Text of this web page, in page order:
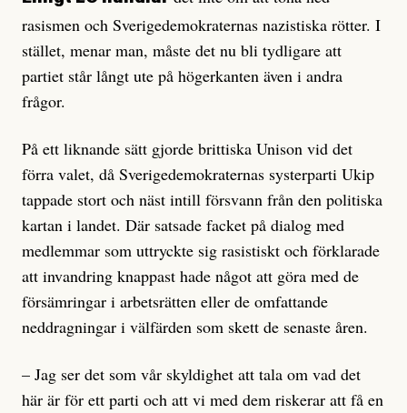
rasismen och Sverigedemokraternas nazistiska rötter. I
stället, menar man, måste det nu bli tydligare att
partiet står långt ute på högerkanten även i andra
frågor.
På ett liknande sätt gjorde brittiska Unison vid det
förra valet, då Sverigedemokraternas systerparti Ukip
tappade stort och näst intill försvann från den politiska
kartan i landet. Där satsade facket på dialog med
medlemmar som uttryckte sig rasistiskt och förklarade
att invandring knappast hade något att göra med de
försämringar i arbetsrätten eller de omfattande
neddragningar i välfärden som skett de senaste åren.
– Jag ser det som vår skyldighet att tala om vad det
här är för ett parti och att vi med dem riskerar att få en